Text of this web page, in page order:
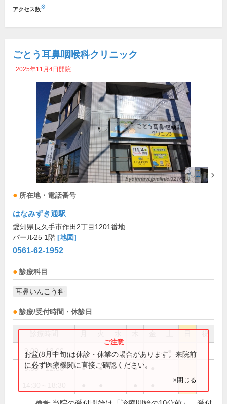
アクセス数※
ごとう耳鼻咽喉科クリニック
2025年11月4日開院
所在地・電話番号
はなみずき通駅
愛知県長久手市作田2丁目1201番地
パール25 1階 [地図]
0561-62-1952
診療科目
耳鼻いんこう科
診療/受付時間・休診日
祝
9:00～13:00
9:30～12:30 ● ● ●
お盆(8月中旬)は休診・休業の場合があります。来院前
に必ず医療機関に直接ご確認ください。
×閉じる